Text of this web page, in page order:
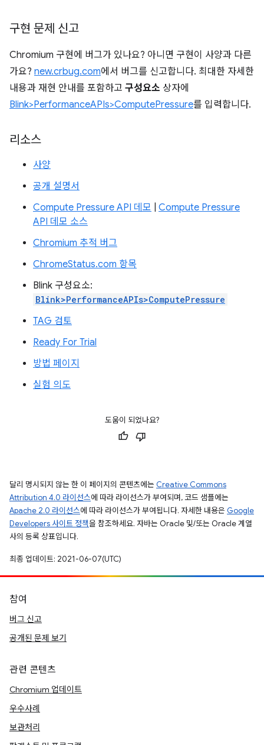
구현 문제 신고
Chromium 구현에 버그가 있나요? 아니면 구현이 사양과 다른
가요? new.crbug.com에서 버그를 신고합니다. 최대한 자세한
내용과 재현 안내를 포함하고 구성요소 상자에
Blink>PerformanceAPIs>ComputePressure를 입력합니다.
리소스
사양
공개 설명서
Compute Pressure API 데모
Compute Pressure
API 데모 소스
Chromium 추적 버그
ChromeStatus.com 항목
Blink 구성요소:
Blink>PerformanceAPIs>ComputePressure
TAG 검토
Ready For Trial
방법 페이지
실험 의도
도움이 되었나요?
달리 명시되지 않는 한 이 페이지의 콘텐츠에는 Creative Commons
Attribution 4.0 라이선스에 따라 라이선스가 부여되며, 코드 샘플에는
Apache 2.0 라이선스에 따라 라이선스가 부여됩니다. 자세한 내용은 Google
Developers 사이트 정책을 참조하세요. 자바는 Oracle 및/또는 Oracle 계열
사의 등록 상표입니다.
최종 업데이트: 2021-06-07(UTC)
참여
버그 신고
공개된 문제 보기
관련 콘텐츠
Chromium 업데이트
우수사례
보관처리